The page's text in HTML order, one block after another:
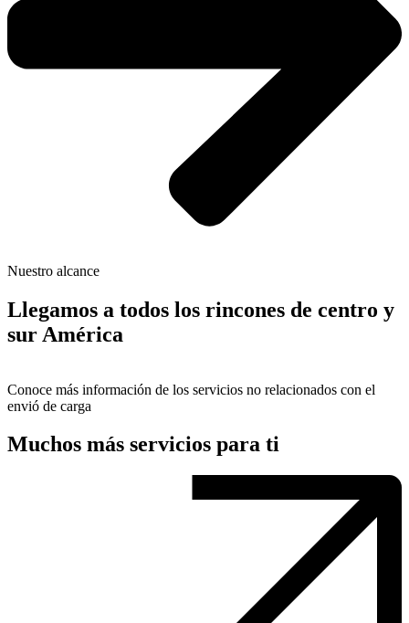
Nuestro alcance
Llegamos a todos los rincones de centro y
sur América
Conoce más información de los servicios no relacionados con el
envió de carga
Muchos más servicios para ti